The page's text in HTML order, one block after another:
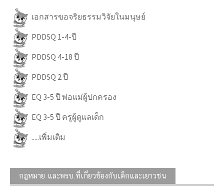
เอกสารขอจริยธรรมวิจัยในมนุษย์
PDDSQ 1-4-ปี
PDDSQ 4-18 ปี
PDDSQ 2 ปี
EQ 3-5 ปี พ่อแม่ผู้ปกครอง
EQ 3-5 ปี ครูผู้ดูแลเด็ก
.....เพิ่มเติม
กฎหมาย และพรบ.ที่เกี่ยวข้องกับเด็กและเยาวชน